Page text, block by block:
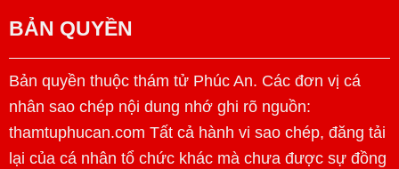
BẢN QUYỀN
Bản quyền thuộc thám tử Phúc An. Các đơn vị cá
nhân sao chép nội dung nhớ ghi rõ nguồn:
thamtuphucan.com Tất cả hành vi sao chép, đăng tải
lại của cá nhân tổ chức khác mà chưa được sự đồng